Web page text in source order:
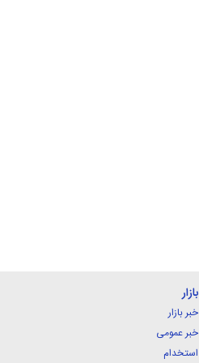
بازار
خبر بازار
خبر عمومی
استخدام